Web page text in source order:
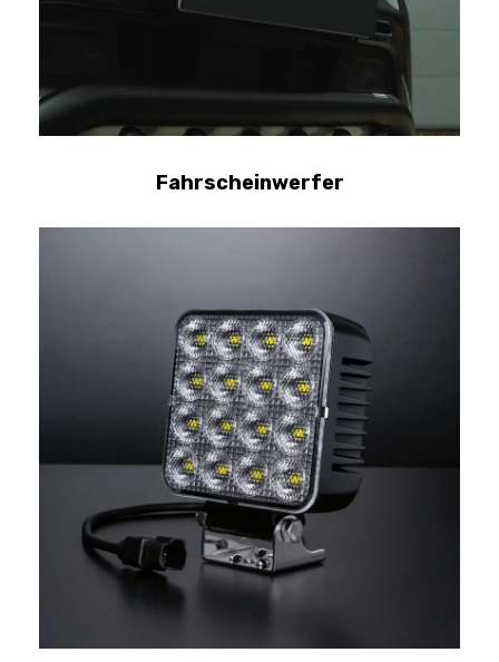
Fahrscheinwerfer